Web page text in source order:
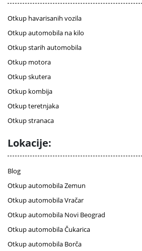
Otkup havarisanih vozila
Otkup automobila na kilo
Otkup starih automobila
Otkup motora
Otkup skutera
Otkup kombija
Otkup teretnjaka
Otkup stranaca
Lokacije:
Blog
Otkup automobila Zemun
Otkup automobila Vračar
Otkup automobila Novi Beograd
Otkup automobila Čukarica
Otkup automobila Borča